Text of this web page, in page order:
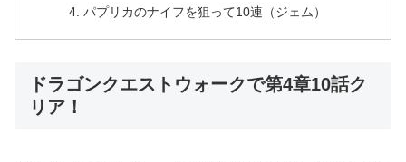
パプリカのナイフを狙って10連（ジェム）
ドラゴンクエストウォークで第4章10話ク
リア！